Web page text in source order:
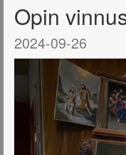
Opin
2024-09-26